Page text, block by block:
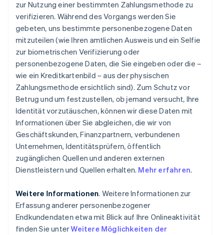
zur Nutzung einer bestimmten Zahlungsmethode zu
verifizieren. Während des Vorgangs werden Sie
gebeten, uns bestimmte personenbezogene Daten
mitzuteilen (wie Ihren amtlichen Ausweis und ein Selfie
zur biometrischen Verifizierung oder
personenbezogene Daten, die Sie eingeben oder die –
wie ein Kreditkartenbild – aus der physischen
Zahlungsmethode ersichtlich sind). Zum Schutz vor
Betrug und um festzustellen, ob jemand versucht, Ihre
Identität vorzutäuschen, können wir diese Daten mit
Informationen über Sie abgleichen, die wir von
Geschäftskunden, Finanzpartnern, verbundenen
Unternehmen, Identitätsprüfern, öffentlich
zugänglichen Quellen und anderen externen
Dienstleistern und Quellen erhalten. Mehr erfahren.
Weitere Informationen. Weitere Informationen zur
Erfassung anderer personenbezogener
Endkundendaten etwa mit Blick auf Ihre Onlineaktivität
finden Sie unterWeitere Möglichkeiten der